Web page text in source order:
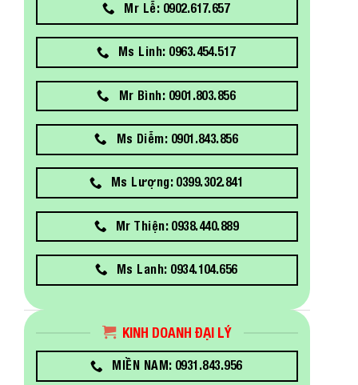
Mr Lễ: 0902.617.657
Ms Linh: 0963.454.517
Mr Bình: 0901.803.856
Ms Diễm: 0901.843.856
Ms Lượng: 0399.302.841
Mr Thiện: 0938.440.889
Ms Lanh: 0934.104.656
KINH DOANH ĐẠI LÝ
MIỀN NAM: 0931.843.956